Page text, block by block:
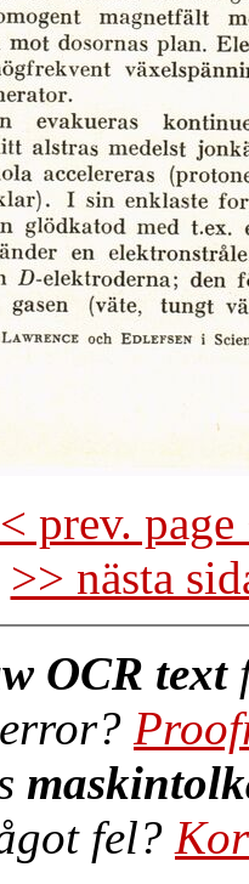
prev.
>> nästa
OCR text
fel?